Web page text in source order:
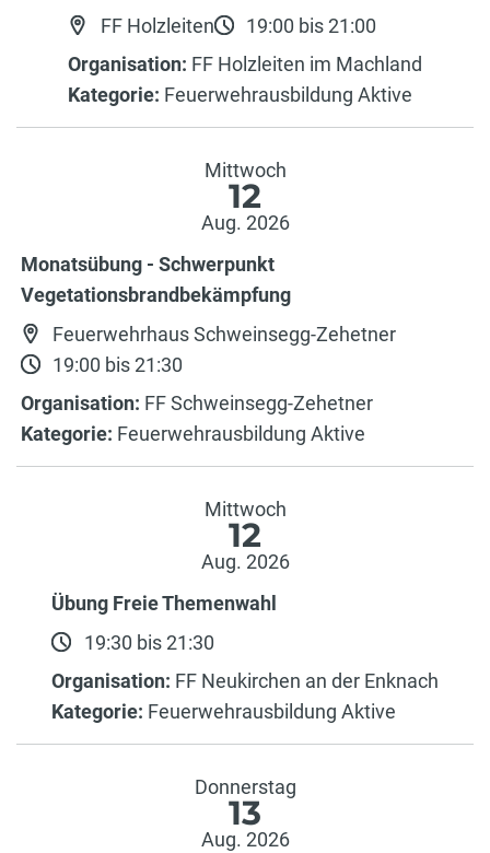
FF Holzleiten
19:00 bis 21:00
Organisation: FF Holzleiten im Machland
Kategorie: Feuerwehrausbildung Aktive
Mittwoch
12
Aug. 2026
Monatsübung - Schwerpunkt
Vegetationsbrandbekämpfung
Feuerwehrhaus Schweinsegg-Zehetner
19:00 bis 21:30
Organisation: FF Schweinsegg-Zehetner
Kategorie: Feuerwehrausbildung Aktive
Mittwoch
12
Aug. 2026
Übung Freie Themenwahl
19:30 bis 21:30
Organisation: FF Neukirchen an der Enknach
Kategorie: Feuerwehrausbildung Aktive
Donnerstag
13
Aug. 2026